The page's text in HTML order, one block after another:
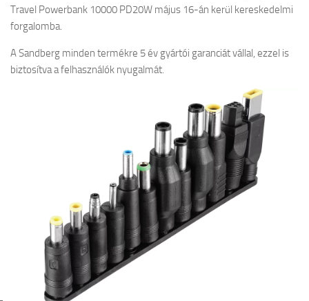
Travel Powerbank 10000 PD20W május 16-án kerül kereskedelmi
forgalomba.
A Sandberg minden termékre 5 év gyártói garanciát vállal, ezzel is
biztosítva a felhasználók nyugalmát.